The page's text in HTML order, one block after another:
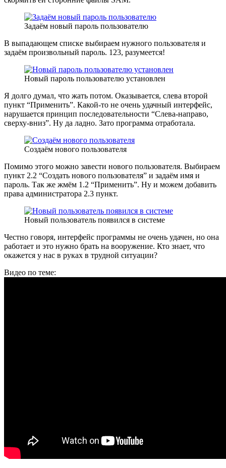
Задаём новый пароль пользователю
В выпадающем списке выбираем нужного пользователя и
задаём произвольный пароль. 123, разумеется!
Новый пароль пользователю установлен
Я долго думал, что жать потом. Оказывается, слева второй
пункт “Применить”. Какой-то не очень удачный интерфейс,
нарушается принцип последовательности “Слева-направо,
сверху-вниз”. Ну да ладно. Зато программа отработала.
Создаём нового пользователя
Помимо этого можно завести нового пользователя. Выбираем
пункт 2.2 “Создать нового пользователя” и задаём имя и
пароль. Так же жмём 1.2 “Применить”. Ну и можем добавить
права администратора 2.3 пункт.
Новый пользователь появился в системе
Честно говоря, интерфейс программы не очень удачен, но она
работает и это нужно брать на вооружение. Кто знает, что
окажется у нас в руках в трудной ситуации?
Видео по теме: